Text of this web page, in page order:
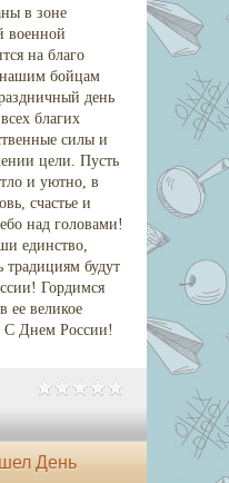
в зоне
военной
на благо
нашим бойцам
день
благих
силы и
цели. Пусть
и уютно, в
счастье и
над головами!
единство,
традициям будут
Гордимся
ее великое
С Днем России!
День